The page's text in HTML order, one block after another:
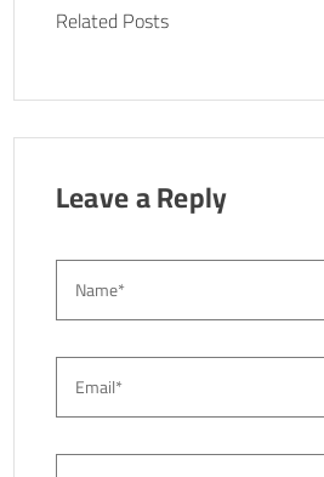
k
Related Posts
Leave a Reply